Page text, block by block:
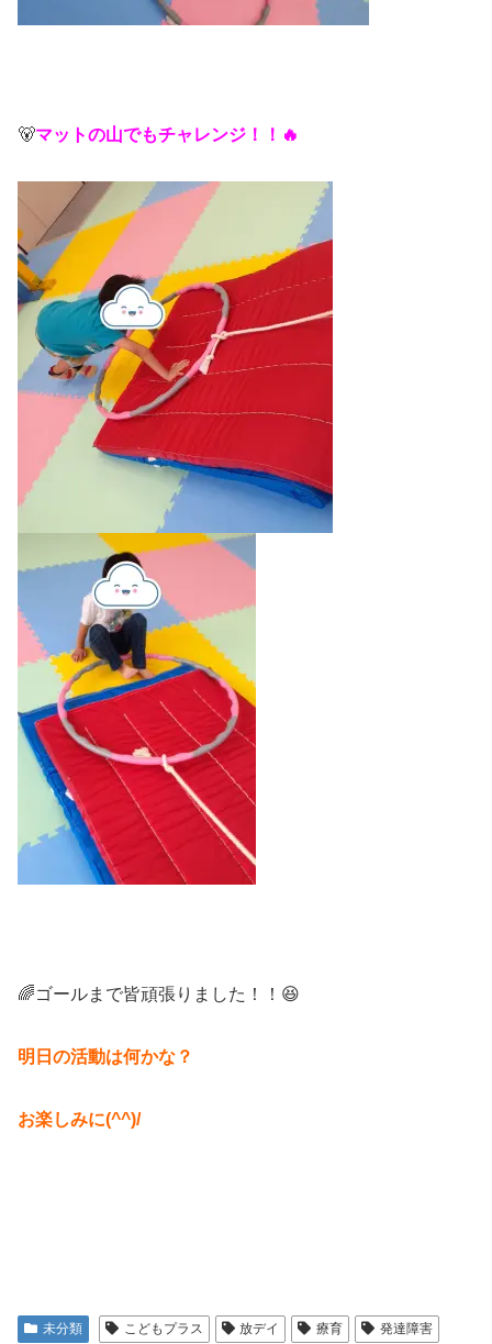
🐻マットの山でもチャレンジ！！🔥
🌈ゴールまで皆頑張りました！！😆
明日の活動は何かな？
お楽しみに(^^)/
未分類 こどもプラス 放デイ 療育 発達障害